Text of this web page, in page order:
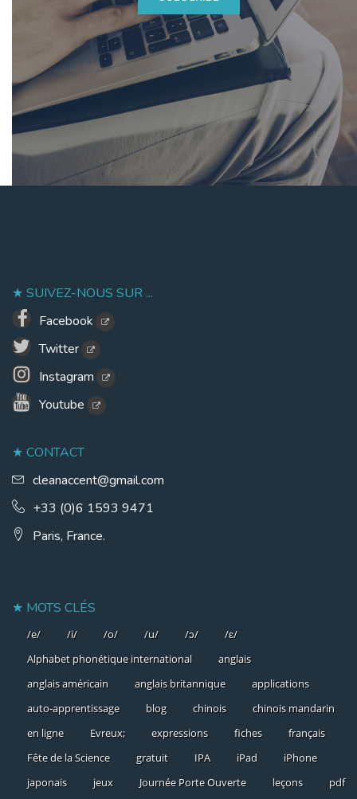
SUIVEZ-NOUS SUR ...
Facebook
Twitter
Instagram
Youtube
CONTACT
cleanaccent@gmail.com
+33 (0)6 1593 9471
Paris, France.
MOTS CLÉS
/e/ /i/ /o/ /u/ /ɔ/
/ɛ/
Alphabet phonétique international
anglais
anglais américain
anglais britannique
applications
auto-apprentissage
blog chinois
chinois mandarin
en ligne
Evreux; expressions fiches
français
Fête de la Science
gratuit IPA iPad
iPhone
japonais
jeux Journée Porte Ouverte leçons
pdf